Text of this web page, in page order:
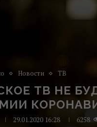
Новости ТВ
ТВ НЕ
29.01.2020 16:28 6258